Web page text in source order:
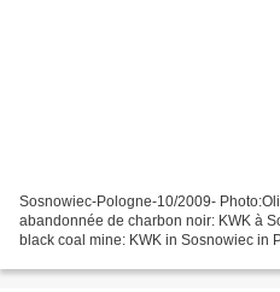
Sosnowiec-Pologne-10/2009-
abandonnée de charbon noir: KWK à
black coal mine: KWK in Sosnowiec in